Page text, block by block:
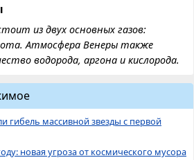
из двух основных газов:
Атмосфера Венеры также
водорода, аргона и кислорода.
гибель массивной звезды с первой
новая угроза от космического мусора